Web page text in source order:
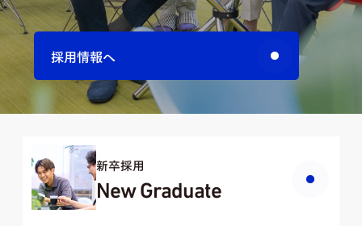
採用情報へ
新卒採用
New Graduate